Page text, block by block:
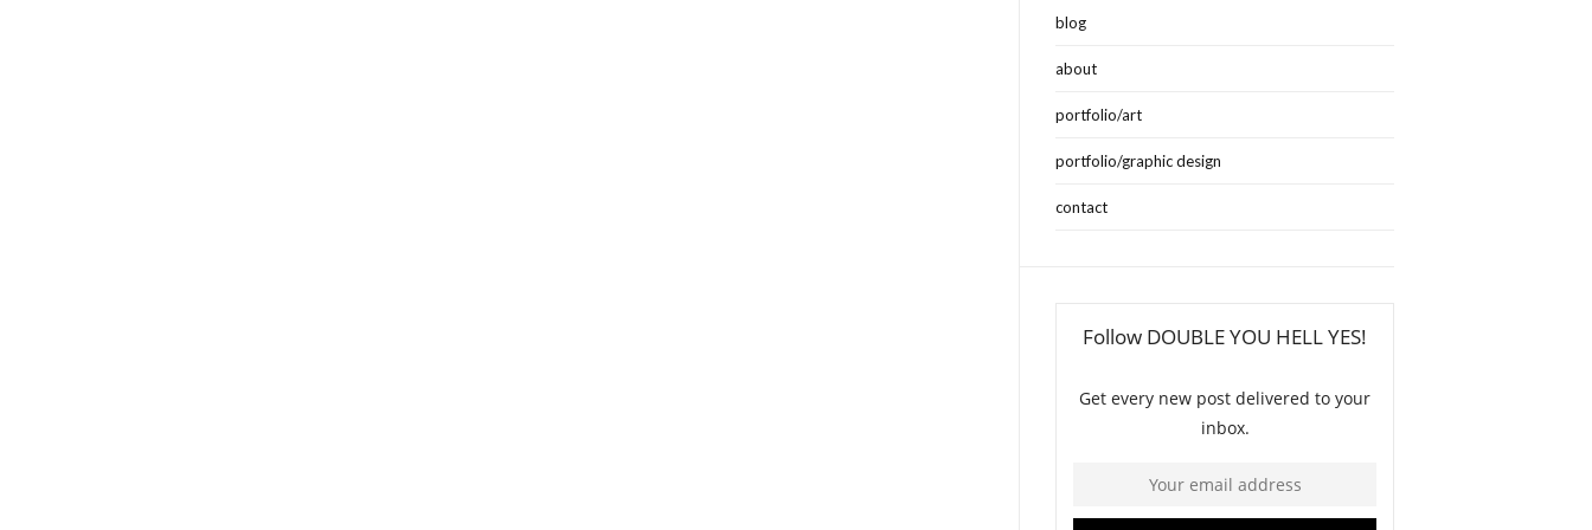
blog
about
portfolio/art
portfolio/graphic design
contact